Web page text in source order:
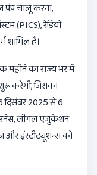
पंप चालू करना,
(PICS), रेडियो
शामिल हैं।
महीने का राज्य भर में
करेगी, जिसका
दिसंबर 2025 से 6
लीगल एजुकेशन
और इंस्टीट्यूशन्स को